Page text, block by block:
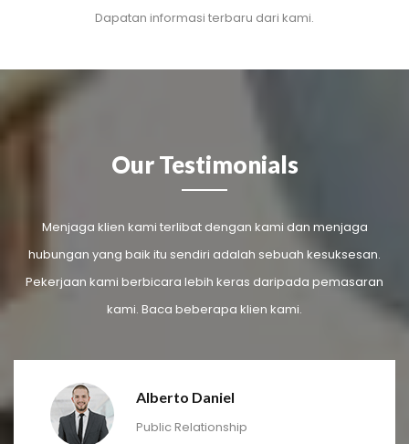
Dapatan informasi terbaru dari kami.
Our Testimonials
Menjaga klien kami terlibat dengan kami dan menjaga
hubungan yang baik itu sendiri adalah sebuah kesuksesan.
Pekerjaan kami berbicara lebih keras daripada pemasaran
kami. Baca beberapa klien kami.
Alberto Daniel
Public Relationship